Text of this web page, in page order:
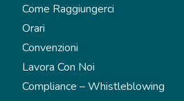
Come Raggiungerci
Orari
Convenzioni
Lavora Con Noi
Compliance – Whistleblowing